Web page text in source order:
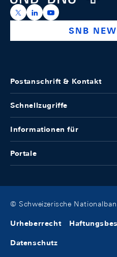
https://x.com/snb_bns
https://https://
SNB
Postanschrift & Kontakt
Schnellzugriffe
Informationen für
Portale
© Schweizerische
Urheberrecht
Datenschutz